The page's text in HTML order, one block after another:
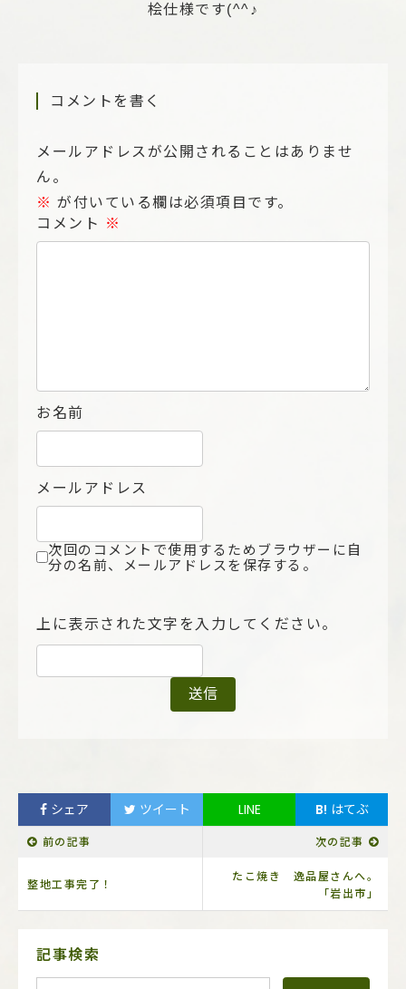
桧仕様です(^^♪
コメントを書く
メールアドレスが公開されることはありませ
ん。
※ が付いている欄は必須項目です。
コメント ※
お名前
メールアドレス
次回のコメントで使用するためブラウザーに自
分の名前、メールアドレスを保存する。
上に表示された文字を入力してください。
シェア ツイート LINE B! はてぶ
前の記事
整地工事完了！
次の記事
たこ焼き 逸品屋さんへ。
「岩出市」
サ
記事検索